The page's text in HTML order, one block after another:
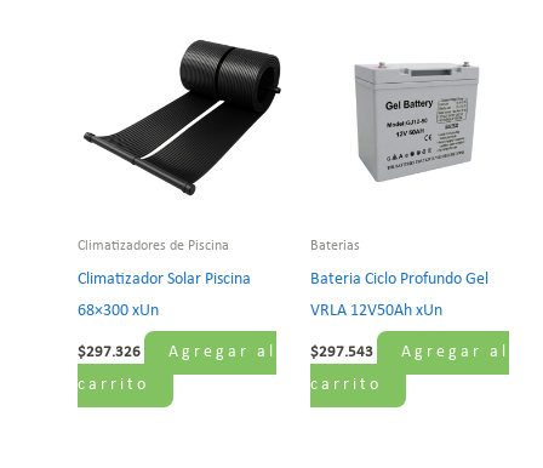
Climatizadores de Piscina
Climatizador Solar Piscina
68×300 xUn
$297.326
Agregar al
carrito
Baterias
Bateria Ciclo Profundo Gel
VRLA 12V50Ah xUn
$297.543
Agregar al
carrito